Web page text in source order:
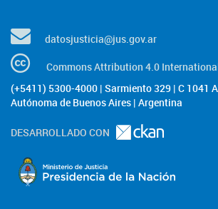
datosjusticia@jus.gov.ar
Commons Attribution 4.0
(+5411) 5300-4000 | Sarmiento 329 | C 1041
Autónoma de Buenos Aires | Argentina
DESARROLLADO CON